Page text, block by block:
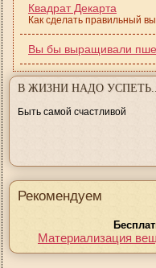
Квадрат Декарта
Как сделать правильный
Вы бы выращивали
В ЖИЗНИ НАДО
Быть самой счастливой
Рекомендуем
Материализация